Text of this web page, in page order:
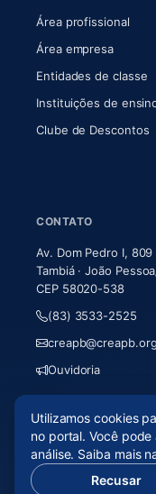
Área profissional
Área empresa
Entidades de classe
Instituições de
Clube de Descontos
CONTATO
Av. Dom Pedro I, 809
Tambiá · João
CEP 58020-538
(83) 3533-2525
Ouvidoria
© 2026 CREA-PB ·
Acessibilidade
Mapa
Utilizamos cookies
no portal. Você
análise. Saiba mais
Recusar